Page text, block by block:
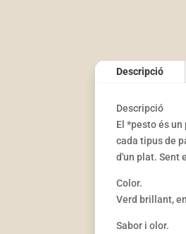
Descripció
Descripció
El *pesto és
cada tipus de
d'un plat. Sent
Color.
Verd brillant,
Sabor i olor.